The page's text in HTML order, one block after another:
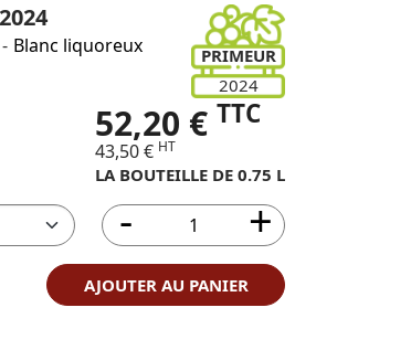
- Blanc liquoreux
PRIMEUR
2024
52,20 € TTC
43,50 € HT
LA BOUTEILLE DE 0.75 L
AJOUTER AU PANIER